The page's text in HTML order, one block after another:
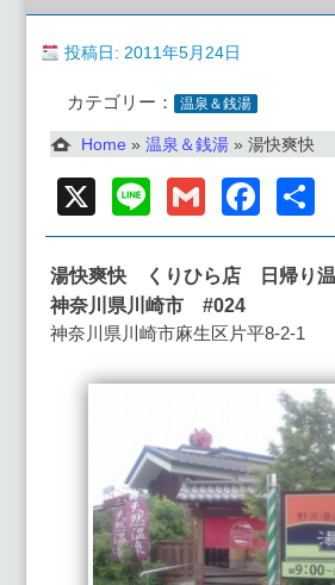
投稿日: 2011年5月24日
カテゴリー： 温泉＆銭湯
Home » 温泉＆銭湯 » 湯快爽快 くりひら
X Line Gmail
湯快爽快 くりひら店 日帰り
神奈川県川崎市 #024
神奈川県川崎市麻生区片平8-2-1